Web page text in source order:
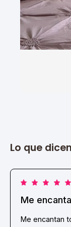
Lo que
Me
Me encantan